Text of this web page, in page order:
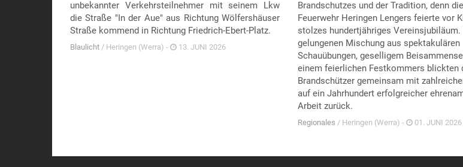
unbekannter Verkehrsteilnehmer mit seinem Lkw
die Straße "In der Aue" aus Richtung Wölfershäuser
Straße kommend in Richtung Friedrich-Ebert-Platz.
Blaulicht / Heringen (Werra) - 13. JUNI 2026
Brandschutzes und der Tradition, denn
Feuerwehr Heringen Lengers feierte vor
stolzes hundertjähriges
gelungenen Mischung aus spektakulären
Schauübungen, geselligem
einem feierlichen Festkommers blickten
Brandschützer gemeinsam mit
auf ein Jahrhundert erfolgreicher
Arbeit zurück.
Regionales / Heringen (Werra) - 01. JUNI 2026